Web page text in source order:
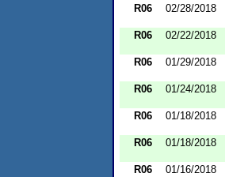
R06
02/28/2018
R06 02/22/2018
R06 01/29/2018
R06 01/24/2018
R06 01/18/2018
R06 01/18/2018
R06 01/16/2018